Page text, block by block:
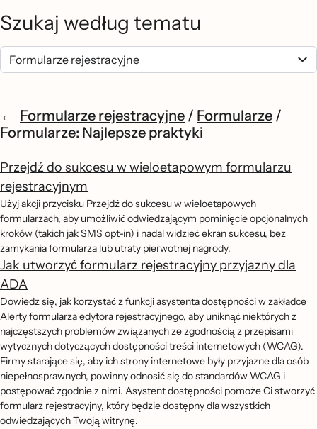
Szukaj według tematu
Formularze rejestracyjne / Formularze /
Formularze: Najlepsze praktyki
Przejdź do sukcesu w wieloetapowym formularzu
rejestracyjnym
Użyj akcji przycisku Przejdź do sukcesu w wieloetapowych
formularzach, aby umożliwić odwiedzającym pominięcie opcjonalnych
kroków (takich jak SMS opt-in) i nadal widzieć ekran sukcesu, bez
zamykania formularza lub utraty pierwotnej nagrody.
Jak utworzyć formularz rejestracyjny przyjazny dla
ADA
Dowiedz się, jak korzystać z funkcji asystenta dostępności w zakładce
Alerty formularza edytora rejestracyjnego, aby uniknąć niektórych z
najczęstszych problemów związanych ze zgodnością z przepisami
wytycznych dotyczących dostępności treści internetowych (WCAG).
Firmy starające się, aby ich strony internetowe były przyjazne dla osób
niepełnosprawnych, powinny odnosić się do standardów WCAG i
postępować zgodnie z nimi. Asystent dostępności pomoże Ci stworzyć
formularz rejestracyjny, który będzie dostępny dla wszystkich
odwiedzających Twoją witrynę.